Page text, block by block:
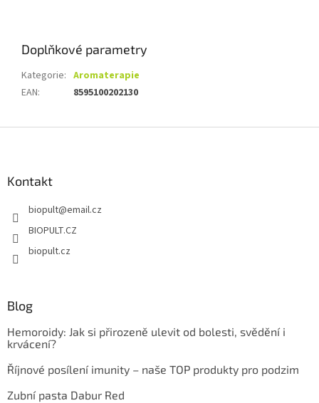
Doplňkové parametry
Kategorie: Aromaterapie
EAN: 8595100202130
Kontakt
biopult@email.cz
BIOPULT.CZ
biopult.cz
Blog
Hemoroidy: Jak si přirozeně ulevit od bolesti, svědění i
krvácení?
Říjnové posílení imunity – naše TOP produkty pro podzim
Zubní pasta Dabur Red